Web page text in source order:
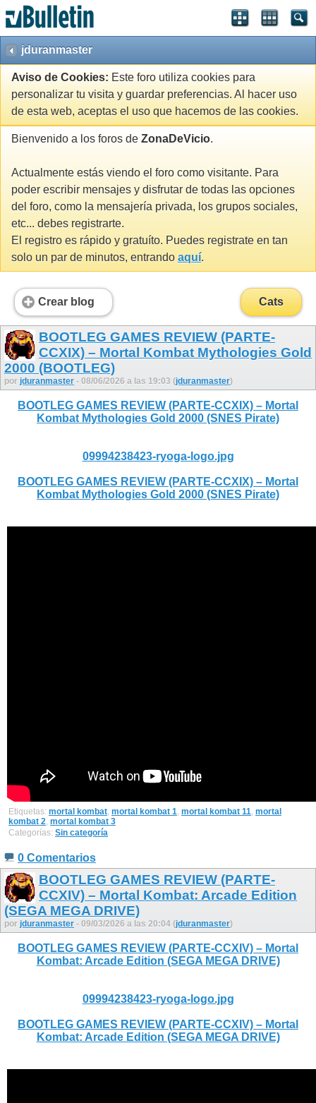
jduranmaster
Aviso de Cookies: Este foro utiliza cookies para
personalizar tu visita y guardar preferencias. Al hacer uso
de esta web, aceptas el uso que hacemos de las cookies.
Bienvenido a los foros de ZonaDeVicio.
Actualmente estás viendo el foro como visitante. Para
poder escribir mensajes y disfrutar de todas las opciones
del foro, como la mensajería privada, los grupos sociales,
etc... debes registrarte.
El registro es rápido y gratuíto. Puedes registrate en tan
solo un par de minutos, entrando aquí.
Crear blog Cats
BOOTLEG GAMES REVIEW (PARTE-
CCXIX) – Mortal Kombat Mythologies Gold
2000 (BOOTLEG)
por jduranmaster - 08/06/2026 a las 19:03 (jduranmaster)
BOOTLEG GAMES REVIEW (PARTE-CCXIX) – Mortal
Kombat Mythologies Gold 2000 (SNES Pirate)
09994238423-ryoga-logo.jpg
BOOTLEG GAMES REVIEW (PARTE-CCXIX) – Mortal
Kombat Mythologies Gold 2000 (SNES Pirate)
Etiquetas: mortal kombat, mortal kombat 1, mortal kombat 11, mortal
kombat 2, mortal kombat 3
Categorías: Sin categoría
0 Comentarios
BOOTLEG GAMES REVIEW (PARTE-
CCXIV) – Mortal Kombat: Arcade Edition
(SEGA MEGA DRIVE)
por jduranmaster - 09/03/2026 a las 20:04 (jduranmaster)
BOOTLEG GAMES REVIEW (PARTE-CCXIV) – Mortal
Kombat: Arcade Edition (SEGA MEGA DRIVE)
09994238423-ryoga-logo.jpg
BOOTLEG GAMES REVIEW (PARTE-CCXIV) – Mortal
Kombat: Arcade Edition (SEGA MEGA DRIVE)